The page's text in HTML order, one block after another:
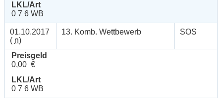
LKL/Art
0 7 6 WB
01.10.2017
( n)
13. Komb. Wettbewerb SOS
Preisgeld
0,00 €
LKL/Art
0 7 6 WB